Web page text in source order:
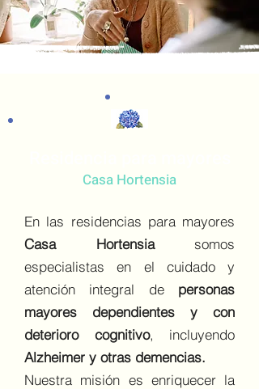
Casa Hortensia
En las residencias para mayores
Casa Hortensiasomos
especialistas en el cuidado y
atención integral de personas
mayores dependientes y con
deterioro cognitivo, incluyendo
Alzheimer y otras demencias.
Nuestra misión es enriquecer la